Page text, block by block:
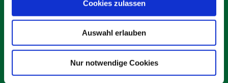
Cookies zulassen
Auswahl erlauben
Nur notwendige Cookies
AGB
Öffnungszeiten: